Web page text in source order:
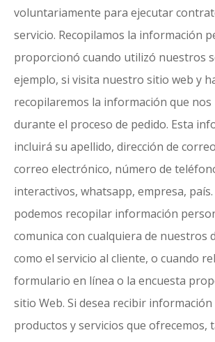
voluntariamente para ejecutar
servicio. Recopilamos la información
proporcionó cuando utilizó nuestros
ejemplo, si visita nuestro sitio web y
recopilaremos la información que
durante el proceso de pedido. Esta
incluirá su apellido, dirección de
correo electrónico, número de
interactivos, whatsapp, empresa,
podemos recopilar información
comunica con cualquiera de nuestros
como el servicio al cliente, o cuando
formulario en línea o la encuesta
sitio Web. Si desea recibir
productos y servicios que ofrecemos,